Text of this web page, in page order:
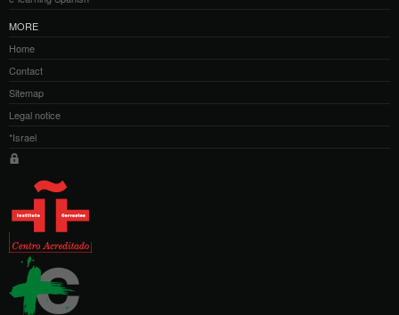
MORE
Home
Contact
Sitemap
Legal notice
*Israel